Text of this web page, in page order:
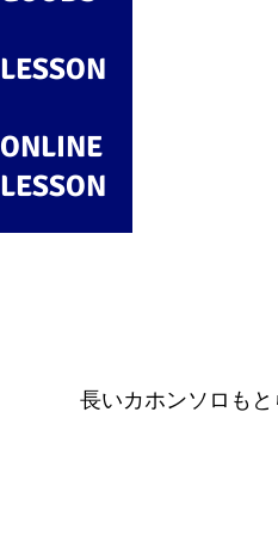
長いカホンソロも
ONLINE
LESSON
LESSON